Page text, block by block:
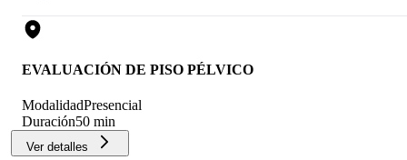
EVALUACIÓN DE PISO PÉLVICO
ModalidadPresencial
Duración50 min
Ver detalles